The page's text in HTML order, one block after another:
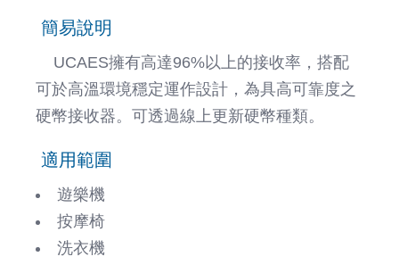
簡易說明
UCAES擁有高達96%以上的接收率，搭配
可於高溫環境穩定運作設計，為具高可靠度之
硬幣接收器。可透過線上更新硬幣種類。
適用範圍
遊樂機
按摩椅
洗衣機